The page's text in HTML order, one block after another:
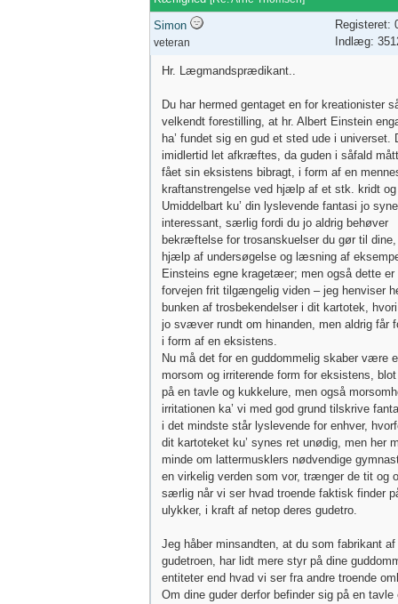
Simon
veteran
Registeret:
Indlæg:
Hr. Lægmandsprædikant..
Du har hermed gentaget en for kreationister
velkendt forestilling, at hr. Albert Einstein
ha’ fundet sig en gud et sted ude i universet.
imidlertid let afkræftes, da guden i såfald
fået sin eksistens bibragt, i form af en
kraftanstrengelse ved hjælp af et stk. kridt
Umiddelbart ku’ din lyslevende fantasi jo
interessant, særlig fordi du jo aldrig behøver
bekræftelse for trosanskuelser du gør til
hjælp af undersøgelse og læsning af
Einsteins egne kragetæer; men også dette er
forvejen frit tilgængelig viden – jeg henviser
bunken af trosbekendelser i dit kartotek,
jo svæver rundt om hinanden, men aldrig får
i form af en eksistens.
Nu må det for en guddommelig skaber være
morsom og irriterende form for eksistens,
på en tavle og kukkelure, men også
irritationen ka’ vi med god grund tilskrive
i det mindste står lyslevende for enhver,
dit kartoteket ku’ synes ret unødig, men her
minde om lattermusklers nødvendige
en virkelig verden som vor, trænger de tit og
særlig når vi ser hvad troende faktisk finder
ulykker, i kraft af netop deres gudetro.
Jeg håber minsandten, at du som fabrikant af
gudetroen, har lidt mere styr på dine
entiteter end hvad vi ser fra andre troende
Om dine guder derfor befinder sig på en tavle